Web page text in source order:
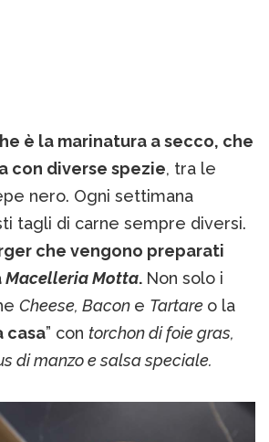
è la marinatura a secco, che
con diverse spezie, tra le
nero. Ogni settimana
tagli di carne sempre diversi.
che vengono preparati
Macelleria Motta. Non solo i
Cheese, Bacon e Tartare o la
casa” con torchon di foie gras,
di manzo e salsa speciale.